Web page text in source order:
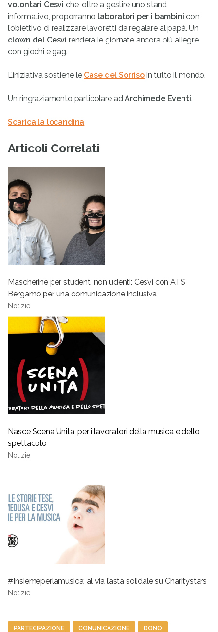
volontari Cesvi che, oltre a gestire uno stand
informativo, proporranno laboratori per i bambini con
l’obiettivo di realizzare lavoretti da regalare al papà. Un
clown del Cesvi renderà le giornate ancora più allegre
con giochi e gag.
L’iniziativa sostiene le Case del Sorrisoin tutto il mondo.
Un ringraziamento particolare adArchimede Eventi.
Scarica la locandina
Articoli Correlati
Mascherine per studenti non udenti: Cesvi con ATS
Bergamo per una comunicazione inclusiva
Notizie
Nasce Scena Unita, per i lavoratori della musica e dello
spettacolo
Notizie
#Insiemeperlamusica: al via l’asta solidale su Charitystars
Notizie
Tag
PARTECIPAZIONE COMUNICAZIONE DONO